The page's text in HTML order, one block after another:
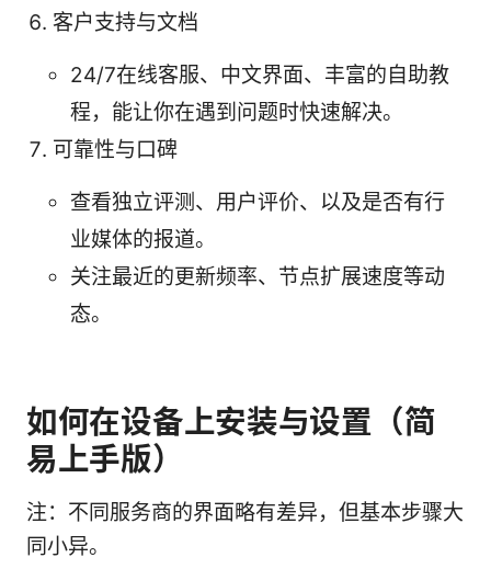
客户支持与文档
24/7在线客服、中文界面、丰富的自助教
程，能让你在遇到问题时快速解决。
可靠性与口碑
查看独立评测、用户评价、以及是否有行
业媒体的报道。
关注最近的更新频率、节点扩展速度等动
态。
如何在设备上安装与设置（简
易上手版）
注：不同服务商的界面略有差异，但基本步骤大
同小异。